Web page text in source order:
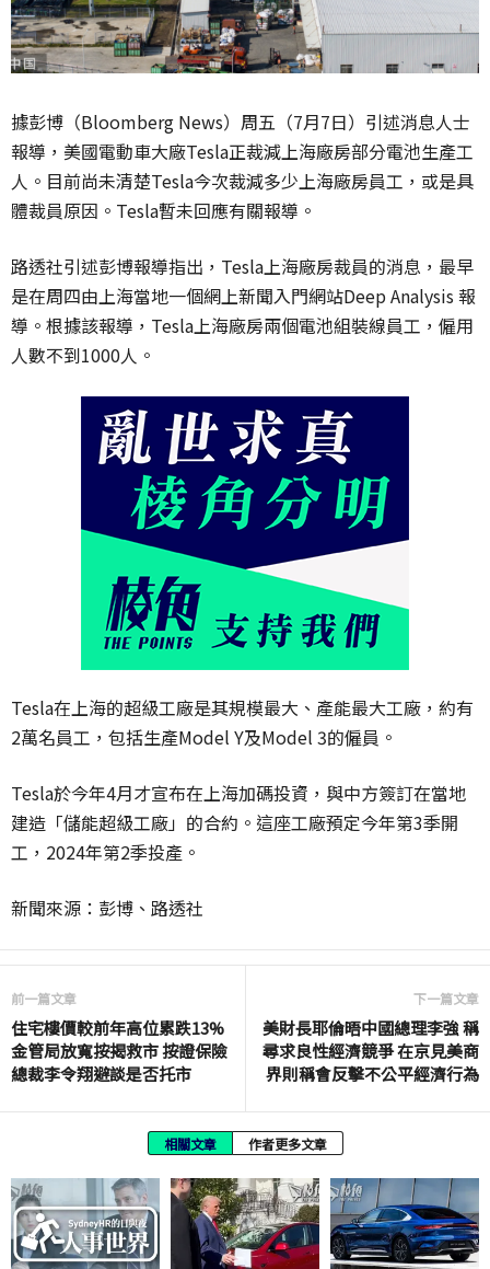
據彭博（Bloomberg News）周五（7月7日）引述消息人士
報導，美國電動車大廠Tesla正裁減上海廠房部分電池生產工
人。目前尚未清楚Tesla今次裁減多少上海廠房員工，或是具
體裁員原因。Tesla暫未回應有關報導。
路透社引述彭博報導指出，Tesla上海廠房裁員的消息，最早
是在周四由上海當地一個網上新聞入門網站Deep Analysis 報
導。根據該報導，Tesla上海廠房兩個電池組裝線員工，僱用
人數不到1000人。
Tesla在上海的超級工廠是其規模最大、產能最大工廠，約有
2萬名員工，包括生產Model Y及Model 3的僱員。
Tesla於今年4月才宣布在上海加碼投資，與中方簽訂在當地
建造「儲能超級工廠」的合約。這座工廠預定今年第3季開
工，2024年第2季投產。
新聞來源：彭博、路透社
前一篇文章
住宅樓價較前年高位累跌13%
金管局放寬按揭救市 按證保險
總裁李令翔避談是否托市
下一篇文章
美財長耶倫晤中國總理李強 稱
尋求良性經濟競爭 在京見美商
界則稱會反擊不公平經濟行為
相關文章 作者更多文章